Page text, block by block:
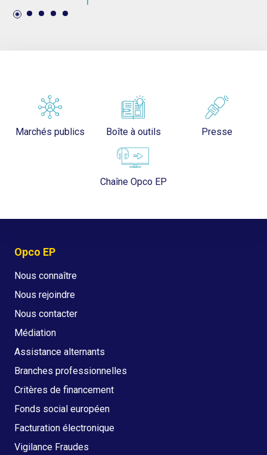
Marchés publics Boîte à outils Presse
Chaîne Opco EP
Opco EP
Nous connaître
Nous rejoindre
Nous contacter
Médiation
Assistance alternants
Branches professionnelles
Critères de financement
Fonds social européen
Facturation électronique
Vigilance Fraudes